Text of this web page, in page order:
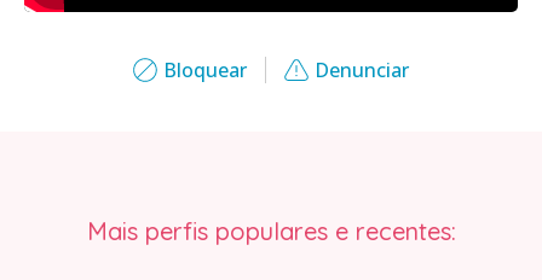
Bloquear Denunciar
Mais perfis populares e recentes: